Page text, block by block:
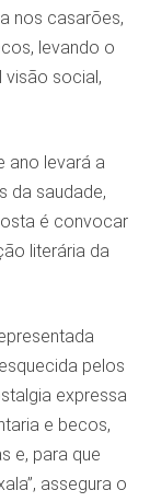
nos casarões,
levando o
visão social,
ano levará a
da saudade,
é convocar
literária da
pelos
expressa
e becos,
e, para que
assegura o